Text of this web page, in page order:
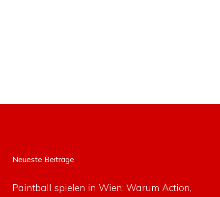
Neueste Beiträge
Paintball spielen in Wien: Warum Action,